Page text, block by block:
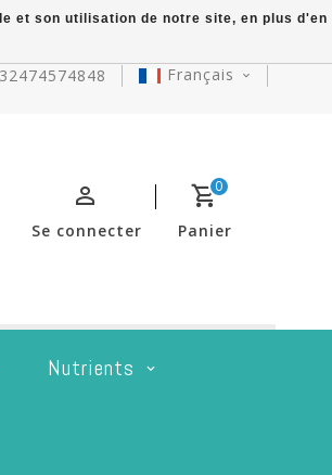
Français
0
Panier
Se connecter
Nutrients
et son utilisation de notre site, en plus d'en